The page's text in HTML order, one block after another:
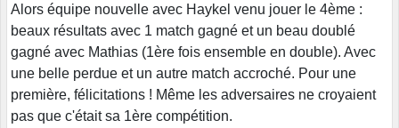
Alors équipe nouvelle avec Haykel venu jouer le 4ème :
beaux résultats avec 1 match gagné et un beau doublé
gagné avec Mathias (1ère fois ensemble en double). Avec
une belle perdue et un autre match accroché. Pour une
première, félicitations ! Même les adversaires ne croyaient
pas que c'était sa 1ère compétition.